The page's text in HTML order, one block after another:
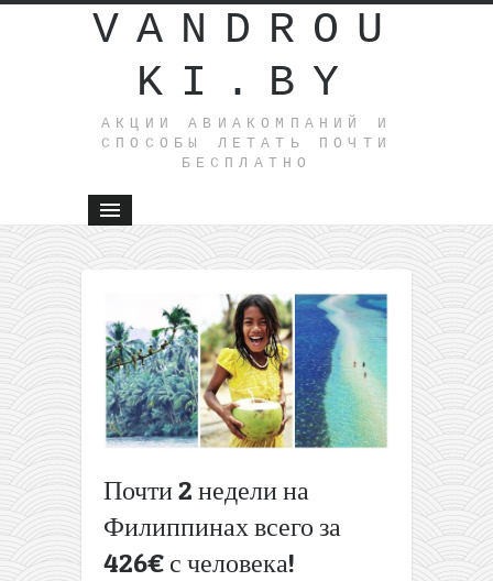
VANDROU
KI.BY
АКЦИИ АВИАКОМПАНИЙ И
СПОСОБЫ ЛЕТАТЬ ПОЧТИ
БЕСПЛАТНО
Почти 2 недели на
Филиппинах всего за
426€ с человека!
9
билетов
из
в Европу
за 9,99€
Летим в
Прагу всего
и вам эта